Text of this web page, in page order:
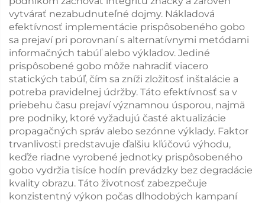
vytvárať nezabudnuteľné dojmy. Nákladová
efektívnosť implementácie prispôsobeného gobo
sa prejaví pri porovnaní s alternatívnymi metódami
informačných tabúľ alebo výkladov. Jediné
prispôsobené gobo môže nahradiť viacero
statických tabúľ, čím sa zníži zložitosť inštalácie a
potreba pravidelnej údržby. Táto efektívnosť sa v
priebehu času prejaví významnou úsporou, najmä
pre podniky, ktoré vyžadujú časté aktualizácie
propagačných správ alebo sezónne výklady. Faktor
trvanlivosti predstavuje ďalšiu kľúčovú výhodu,
keďže riadne vyrobené jednotky prispôsobeného
gobo vydržia tisíce hodín prevádzky bez degradácie
kvality obrazu. Táto životnosť zabezpečuje
konzistentný výkon počas dlhodobých kampaní